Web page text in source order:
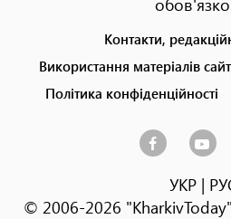
menu
Контакти,
Використання матеріалів
Політика конфіденційності
УКР|
© 2006-2026